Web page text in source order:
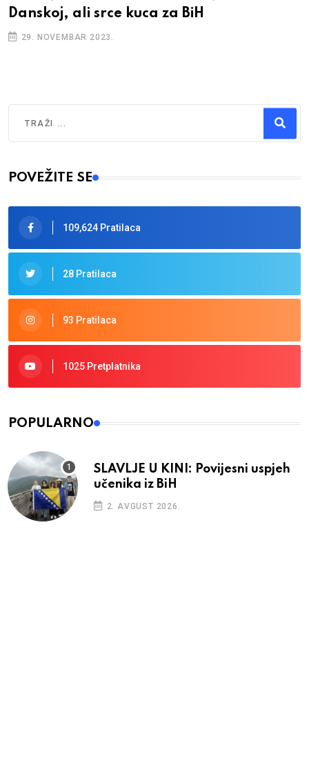
Danskoj, ali srce kuca za BiH
29. NOVEMBAR 2023.
Type 2 or more characters for results.
POVEŽITE SE
109,624 Pratilaca
28 Pratilaca
93 Pratilaca
1025 Pretplatnika
POPULARNO
SLAVLJE U KINI: Povijesni uspjeh
učenika iz BiH
2. AVGUST 2026.